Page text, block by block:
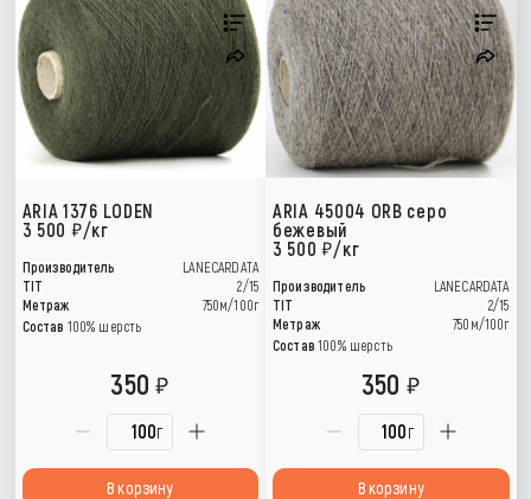
ARIA 1376 LODEN
3 500
/кг
Производитель
LANECARDATA
TIT
2/15
Метраж
750м/100г
Состав 100% шерсть
г
350
В корзину
ARIA 45004 ORB серо
бежевый
3 500 /кг
Производитель
LANECARDATA
TIT
2/15
Метраж
750м/100г
Состав 100% шерсть
г
350
В корзину